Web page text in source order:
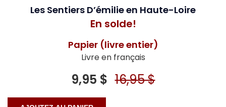
Les Sentiers D’émilie en Haute-Loire
En solde!
Papier (livre entier)
Livre en français
9,95 $ 16,95 $